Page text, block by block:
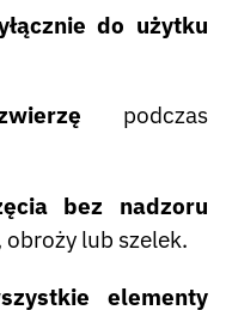
do użytku
podczas
bez nadzoru
lub szelek.
elementy